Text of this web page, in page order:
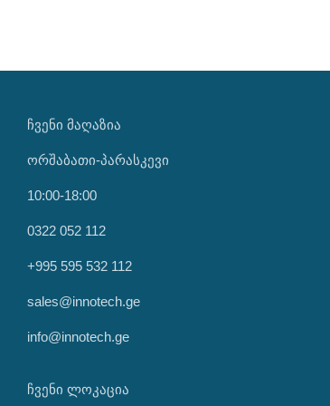
ᲩᲕᲔᲜᲘ ᲛᲐᲦᲐᲖᲘᲐ
ორშაბათი-პარასკევი
10:00-18:00
0322 052 112
+995 595 532 112
sales@innotech.ge
info@innotech.ge
ჩვენი ლოკაცია